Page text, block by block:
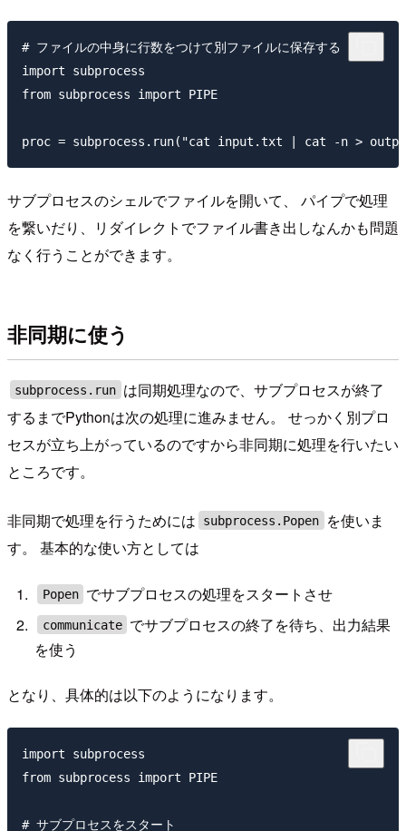
# ファイルの中身に行数をつけて別ファイルに保存する
import subprocess
from subprocess import PIPE
サブプロセスのシェルでファイルを開いて、 パイプで処理
を繋いだり、リダイレクトでファイル書き出しなんかも問題
なく行うことができます。
非同期に使う
subprocess.run は同期処理なので、サブプロセスが終了
するまでPythonは次の処理に進みません。 せっかく別プロ
セスが立ち上がっているのですから非同期に処理を行いたい
ところです。
非同期で処理を行うためには subprocess.Popen
を使いま
す。 基本的な使い方としては
Popen でサブプロセスの処理をスタートさせ
communicate でサブプロセスの終了を待ち、出力結果
を使う
となり、具体的は以下のようになります。
import subprocess
from subprocess import PIPE
# サブプロセスをスタート